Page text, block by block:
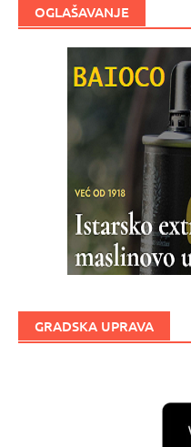
OGLAŠAVANJE
GRADSKA UPRAVA